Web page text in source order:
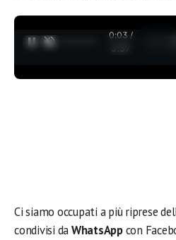
0:04 /
3:37
Ci siamo occupati a più riprese
condivisi daWhatsAppcon